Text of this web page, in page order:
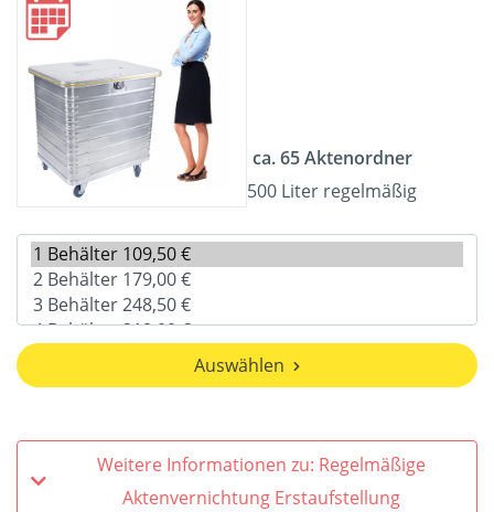
ca. 65 Aktenordner
500 Liter regelmäßig
Auswählen
Weitere Informationen zu: Regelmäßige
Aktenvernichtung Erstaufstellung